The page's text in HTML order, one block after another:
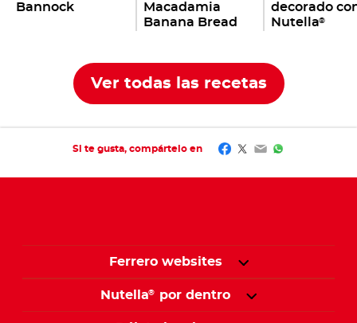
Bannock
Macadamia
Banana Bread
decorado
Nutella®
Ver todas las recetas
Si te gusta, compártelo en Facebook
Twitter
EmailWhatsApp
Ferrero websites
Nutella® por dentro